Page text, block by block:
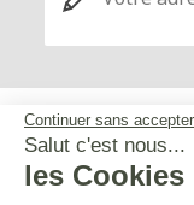
Continuer sans accepter
Salut c'est nous...
les Cookies